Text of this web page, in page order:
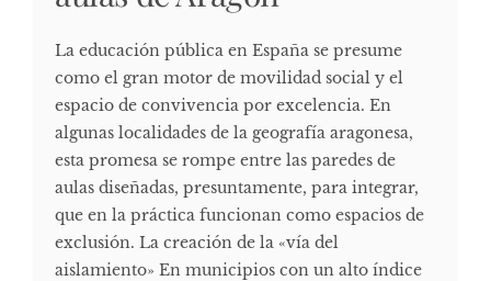
La educación pública en España se presume
como el gran motor de movilidad social y el
espacio de convivencia por excelencia. En
algunas localidades de la geografía aragonesa,
esta promesa se rompe entre las paredes de
aulas diseñadas, presuntamente, para integrar,
que en la práctica funcionan como espacios de
exclusión. La creación de la «vía del
aislamiento» En municipios con un alto índice